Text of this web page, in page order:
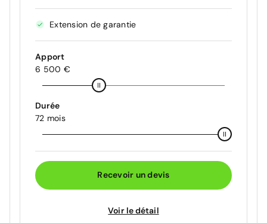
Extension de garantie
Apport
6 500 €
Durée
72 mois
Recevoir un devis
Voir le détail